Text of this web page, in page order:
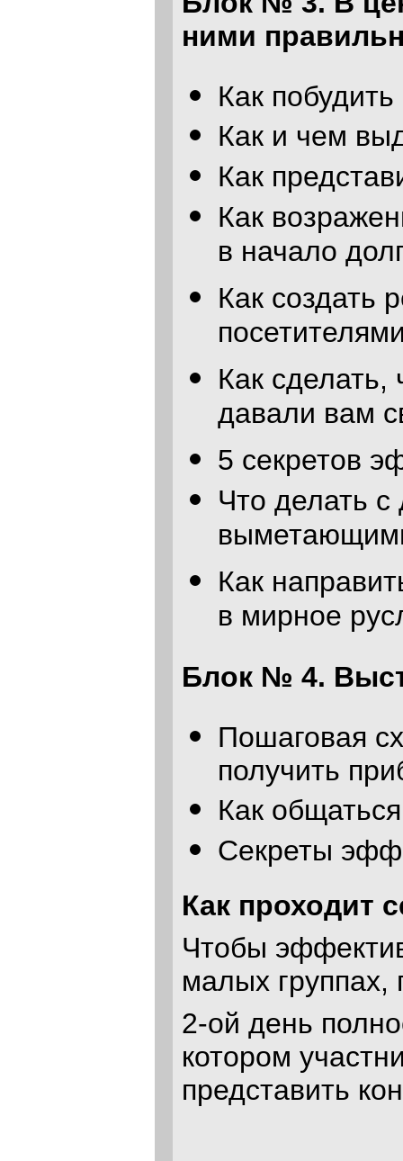
ними
Как
Как и чем
Как
Как
в начало
Как создать
Как сделать,
давали вам
5 секретов
Что делать
Как
в мирное
Блок № 4.
Пошаговая
получить
Как
Секреты
Как проходит
Чтобы
малых группах,
2-ой день
котором
представить